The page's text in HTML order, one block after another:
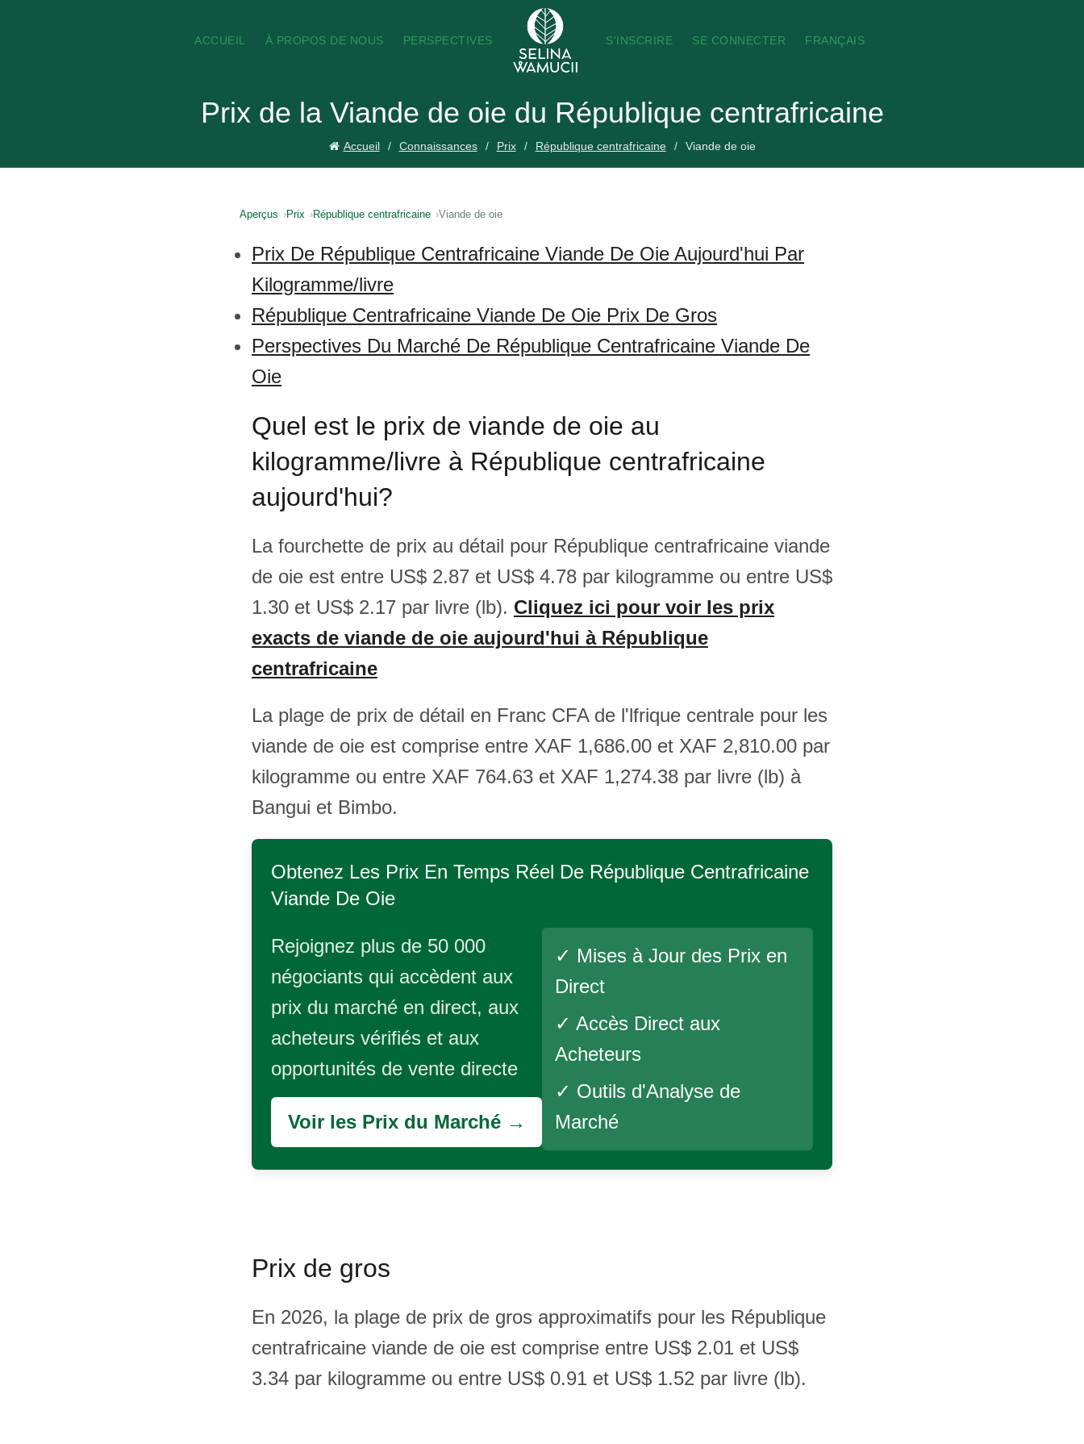
ACCUEIL À PROPOS DE NOUS PERSPECTIVES S'INSCRIRE SE CONNECTER FRANÇAIS
Prix de la Viande de oie du République centrafricaine
Accueil Connaissances Prix République centrafricaine Viande de oie
Aperçus Prix République centrafricaine Viande de oie
Prix De République Centrafricaine Viande De Oie Aujourd'hui Par
Kilogramme/livre
République Centrafricaine Viande De Oie Prix De Gros
Perspectives Du Marché De République Centrafricaine Viande De
Oie
Quel est le prix de viande de oie au
kilogramme/livre à République centrafricaine
aujourd'hui?
La fourchette de prix au détail pour République centrafricaine viande
de oie est entre US$ 2.87 et US$ 4.78 par kilogramme ou entre US$
1.30 et US$ 2.17 par livre (lb). Cliquez ici pour voir les prix
exacts de viande de oie aujourd'hui à République
centrafricaine
La plage de prix de détail en Franc CFA de l'lfrique centrale pour les
viande de oie est comprise entre XAF 1,686.00 et XAF 2,810.00 par
kilogramme ou entre XAF 764.63 et XAF 1,274.38 par livre (lb) à
Bangui et Bimbo.
Obtenez Les Prix En Temps Réel De République Centrafricaine
Viande De Oie
Rejoignez plus de 50 000
négociants qui accèdent aux
prix du marché en direct, aux
acheteurs vérifiés et aux
opportunités de vente directe
Voir les Prix du Marché →
✓ Mises à Jour des Prix en
Direct
✓ Accès Direct aux
Acheteurs
✓ Outils d'Analyse de
Marché
Prix de gros
En 2026, la plage de prix de gros approximatifs pour les République
centrafricaine viande de oie est comprise entre US$ 2.01 et US$
3.34 par kilogramme ou entre US$ 0.91 et US$ 1.52 par livre (lb).